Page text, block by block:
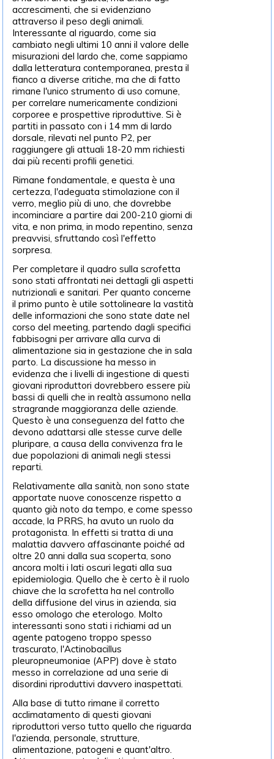
accrescimenti, che si evidenziano
attraverso il peso degli animali.
Interessante al riguardo, come sia
cambiato negli ultimi 10 anni il valore delle
misurazioni del lardo che, come sappiamo
dalla letteratura contemporanea, presta il
fianco a diverse critiche, ma che di fatto
rimane l'unico strumento di uso comune,
per correlare numericamente condizioni
corporee e prospettive riproduttive. Si è
partiti in passato con i 14 mm di lardo
dorsale, rilevati nel punto P2, per
raggiungere gli attuali 18-20 mm richiesti
dai più recenti profili genetici.
Rimane fondamentale, e questa è una
certezza, l'adeguata stimolazione con il
verro, meglio più di uno, che dovrebbe
incominciare a partire dai 200-210 giorni di
vita, e non prima, in modo repentino, senza
preavvisi, sfruttando così l'effetto
sorpresa.
Per completare il quadro sulla scrofetta
sono stati affrontati nei dettagli gli aspetti
nutrizionali e sanitari. Per quanto concerne
il primo punto è utile sottolineare la vastità
delle informazioni che sono state date nel
corso del meeting, partendo dagli specifici
fabbisogni per arrivare alla curva di
alimentazione sia in gestazione che in sala
parto. La discussione ha messo in
evidenza che i livelli di ingestione di questi
giovani riproduttori dovrebbero essere più
bassi di quelli che in realtà assumono nella
stragrande maggioranza delle aziende.
Questo è una conseguenza del fatto che
devono adattarsi alle stesse curve delle
pluripare, a causa della convivenza fra le
due popolazioni di animali negli stessi
reparti.
Relativamente alla sanità, non sono state
apportate nuove conoscenze rispetto a
quanto già noto da tempo, e come spesso
accade, la PRRS, ha avuto un ruolo da
protagonista. In effetti si tratta di una
malattia davvero affascinante poiché ad
oltre 20 anni dalla sua scoperta, sono
ancora molti i lati oscuri legati alla sua
epidemiologia. Quello che è certo è il ruolo
chiave che la scrofetta ha nel controllo
della diffusione del virus in azienda, sia
esso omologo che eterologo. Molto
interessanti sono stati i richiami ad un
agente patogeno troppo spesso
trascurato, l'Actinobacillus
pleuropneumoniae (APP) dove è stato
messo in correlazione ad una serie di
disordini riproduttivi davvero inaspettati.
Alla base di tutto rimane il corretto
acclimatamento di questi giovani
riproduttori verso tutto quello che riguarda
l'azienda, personale, strutture,
alimentazione, patogeni e quant'altro.